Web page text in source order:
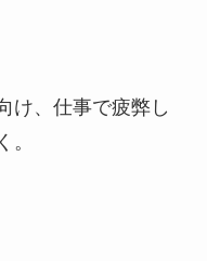
け、仕事で疲弊し
。